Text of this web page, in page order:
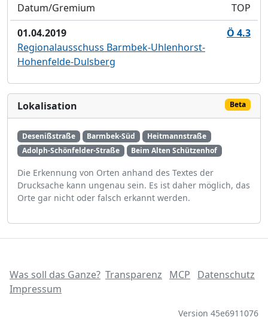
Datum/Gremium
TOP
01.04.2019
Ö 4.3
Regionalausschuss Barmbek-Uhlenhorst-
Hohenfelde-Dulsberg
Lokalisation Beta
Desenißstraße Barmbek-Süd
Heitmannstraße
Adolph-Schönfelder-Straße
Beim Alten Schützenhof
Die Erkennung von Orten anhand des Textes der
Drucksache kann ungenau sein. Es ist daher möglich, das
Orte gar nicht oder falsch erkannt werden.
Was soll das Ganze? Transparenz MCP
Datenschutz
Impressum
Version 45e6911076